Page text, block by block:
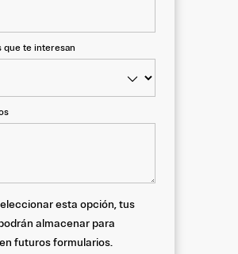
que te interesan
esta opción, tus
almacenar para
futuros formularios.